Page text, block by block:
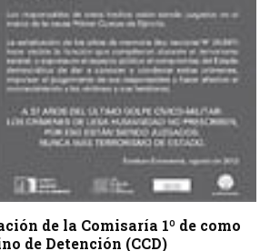
de la Comisaría 1º de como
de Detención (CCD)